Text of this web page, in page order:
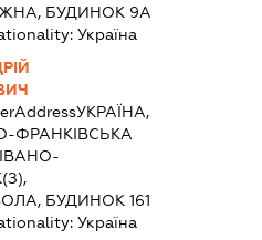
БУДИНОК 9А
Україна
УКРАЇНА,
ФРАНКІВСЬКА
БУДИНОК 161
Україна